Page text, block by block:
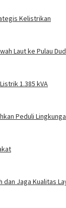
Kelistrikan
Laut ke Pulau
1.385 kVA
Peduli
Jaga Kualitas